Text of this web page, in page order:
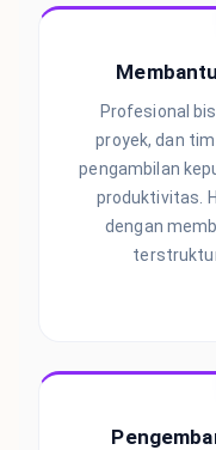
Profesional
proyek, dan
pengambilan
produktivitas.
dengan